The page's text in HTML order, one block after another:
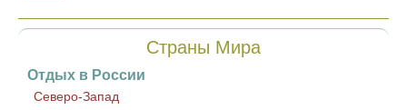
Главная
Страны Мира
Отдых в России
Северо-Запад